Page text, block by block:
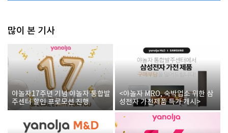
많이 본 기사
야놀자17주년 기념 야놀자 통합발
주센터 할인 프로모션 진행
<야놀자 MRO, 숙박업소 위한 삼
성전자 가전제품 특가 개시>